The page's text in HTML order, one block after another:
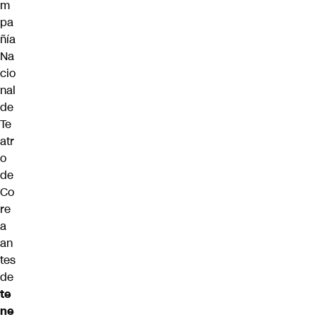
m
pa
ñía
Na
cio
nal
de
Te
atr
o
de
Co
re
a
an
tes
de
te
ne